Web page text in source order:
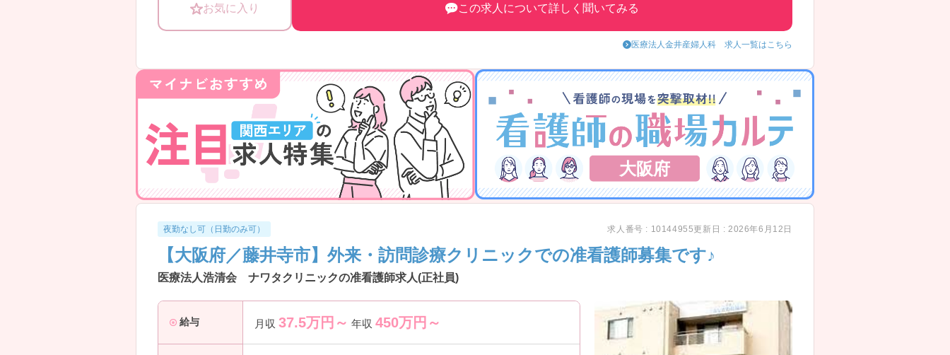
お気に入り この求人について詳しく聞いてみる
医療法人金井産婦人科 求人一覧はこちら
大阪府
夜勤なし可（日勤のみ可） 求人番号 : 10144955更新日 : 2026年6月12日
【大阪府／藤井寺市】外来・訪問診療クリニックでの准看護師募集です♪
医療法人浩清会 ナワタクリニックの准看護師求人(正社員)
給与 月収 37.5万円～ 年収 450万円～